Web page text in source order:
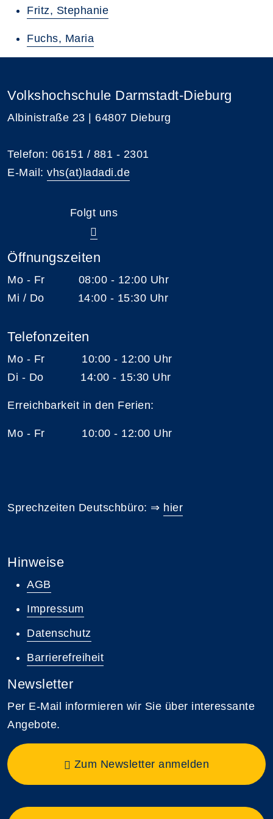
Fritz, Stephanie
Fuchs, Maria
Volkshochschule Darmstadt-Dieburg
Albinistraße 23 | 64807 Dieburg
Telefon: 06151 / 881 - 2301
E-Mail: vhs(at)ladadi.de
Folgt uns
Öffnungszeiten
Mo - Fr 08:00 - 12:00 Uhr
Mi / Do 14:00 - 15:30 Uhr
Telefonzeiten
Mo - Fr 10:00 - 12:00 Uhr
Di - Do 14:00 - 15:30 Uhr
Erreichbarkeit in den Ferien:
Mo - Fr 10:00 - 12:00 Uhr
Sprechzeiten Deutschbüro: ⇒ hier
Hinweise
AGB
Impressum
Datenschutz
Barrierefreiheit
Newsletter
Per E-Mail informieren wir Sie über interessante
Angebote.
Zum Newsletter anmelden